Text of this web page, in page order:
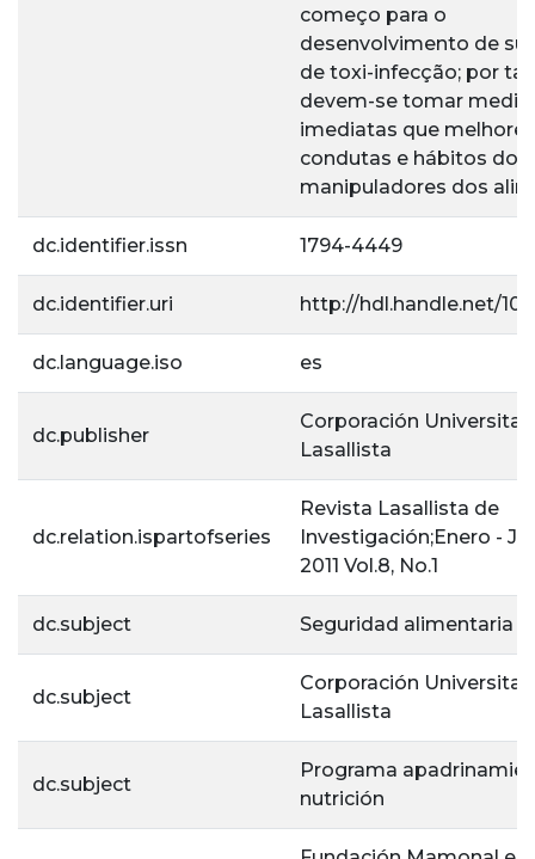
começo para o
desenvolvimento de
de toxi-infecção; por
devem-se tomar
imediatas que
condutas e hábitos dos
manipuladores dos
dc.identifier.issn 1794-4449
dc.identifier.uri http://hdl.handle.net/
dc.language.iso es
dc.publisher
Corporación
Lasallista
dc.relation.ispartofseries
Revista Lasallista de
Investigación;Enero -
2011 Vol.8, No.1
dc.subject Seguridad alimentaria
dc.subject
Corporación
Lasallista
dc.subject
Programa
nutrición